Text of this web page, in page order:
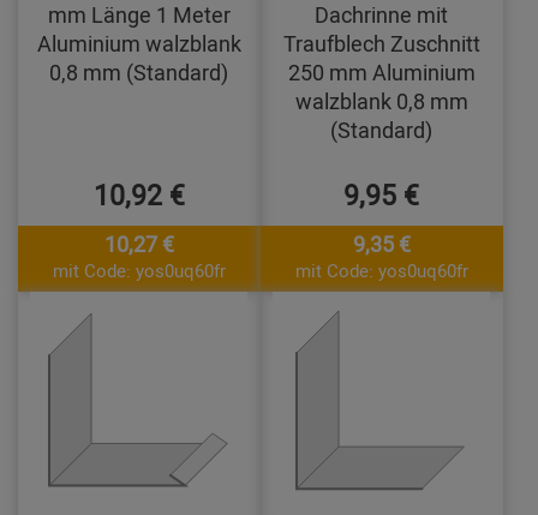
mm Länge 1 Meter
Aluminium walzblank
0,8 mm (Standard)
10,92 €
10,27 €
mit Code: yos0uq60fr
Dachrinne mit
Traufblech Zuschnitt
250 mm Aluminium
walzblank 0,8 mm
(Standard)
9,95 €
9,35 €
mit Code: yos0uq60fr